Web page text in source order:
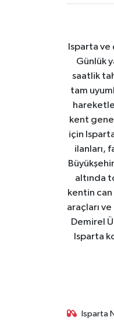
Isparta
Günlük
saatlik
tam
kent
için
ilanları,
altında
kentin
araçları
Demirel
Isparta
Isparta